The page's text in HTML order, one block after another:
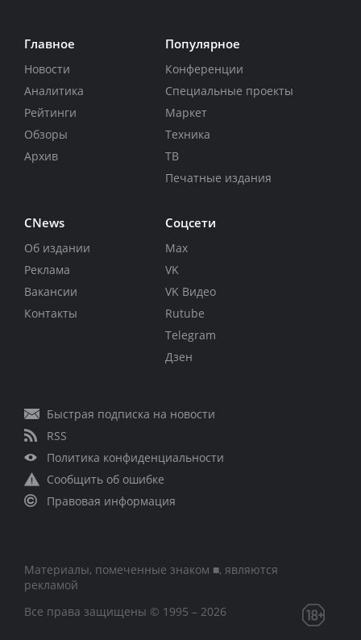
Главное
Новости
Аналитика
Рейтинги
Обзоры
Архив
Популярное
Конференции
Специальные проекты
Маркет
Техника
ТВ
Печатные издания
CNews
Об издании
Реклама
Вакансии
Контакты
Соцсети
Max
VK
VK Видео
Rutube
Telegram
Дзен
Быстрая подписка на новости
RSS
Политика конфиденциальности
Сообщить об ошибке
Правовая информация
Материалы, помеченные знаком ■, являются
рекламой
Все права защищены © 1995 – 2026